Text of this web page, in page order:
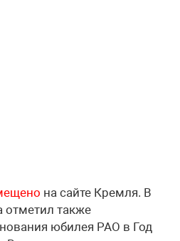
на сайте Кремля. В
отметил также
юбилея РАО в Год